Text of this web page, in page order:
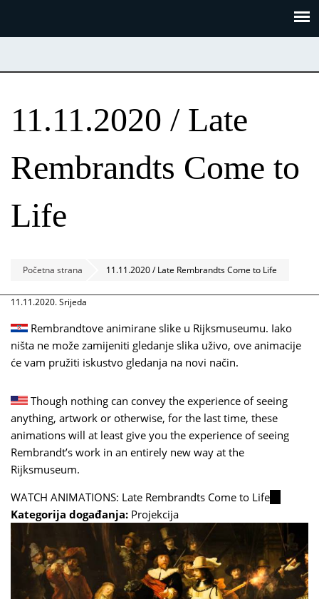
11.11.2020 / Late
Rembrandts Come to
Life
Početna strana 11.11.2020 / Late Rembrandts Come to Life
11.11.2020. Srijeda
Rembrandtove animirane slike u Rijksmuseumu. Iako
ništa ne može zamijeniti gledanje slika uživo, ove animacije
će vam pružiti iskustvo gledanja na novi način.
Though nothing can convey the experience of seeing
anything, artwork or otherwise, for the last time, these
animations will at least give you the experience of seeing
Rembrandt’s work in an entirely new way at the
Rijksmuseum.
WATCH ANIMATIONS: Late Rembrandts Come to Life
external)
Kategorija događanja: Projekcija